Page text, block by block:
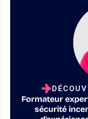
Formateur
sécurité